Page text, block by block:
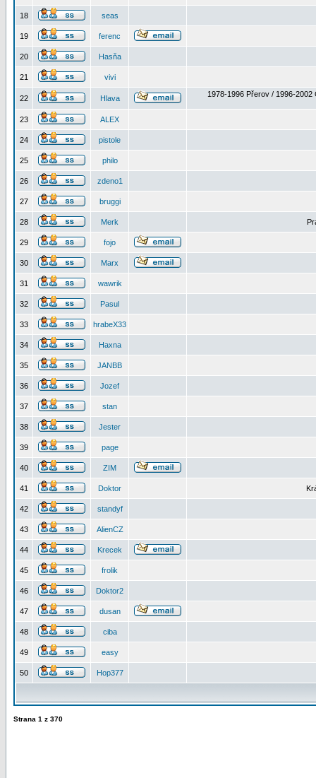
18 seas
19 ferenc
20 Hasňa
21 vivi
22 Hlava 1978-1996 Přerov / 1996-2002
23 ALEX
24 pistole
25 philo
26 zdeno1
27 bruggi
28 Merk
29 fojo
30 Marx
31 wawrik
32 Pasul
33 hrabeX33
34 Haxna
35 JANBB
36 Jozef
37 stan
38 Jester
39 page
40 ZIM
41 Doktor
42 standyf
43 AlienCZ
44 Krecek
45 frolik
46 Doktor2
47 dusan
48 ciba
49 easy
50 Hop377
Strana 1 z 370